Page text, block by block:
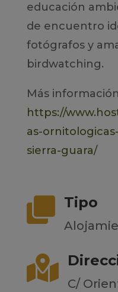
educación
de encuentro
fotógrafos y
birdwatching.
Más
https://
as-
sierra-guara/
 Tipo

C/